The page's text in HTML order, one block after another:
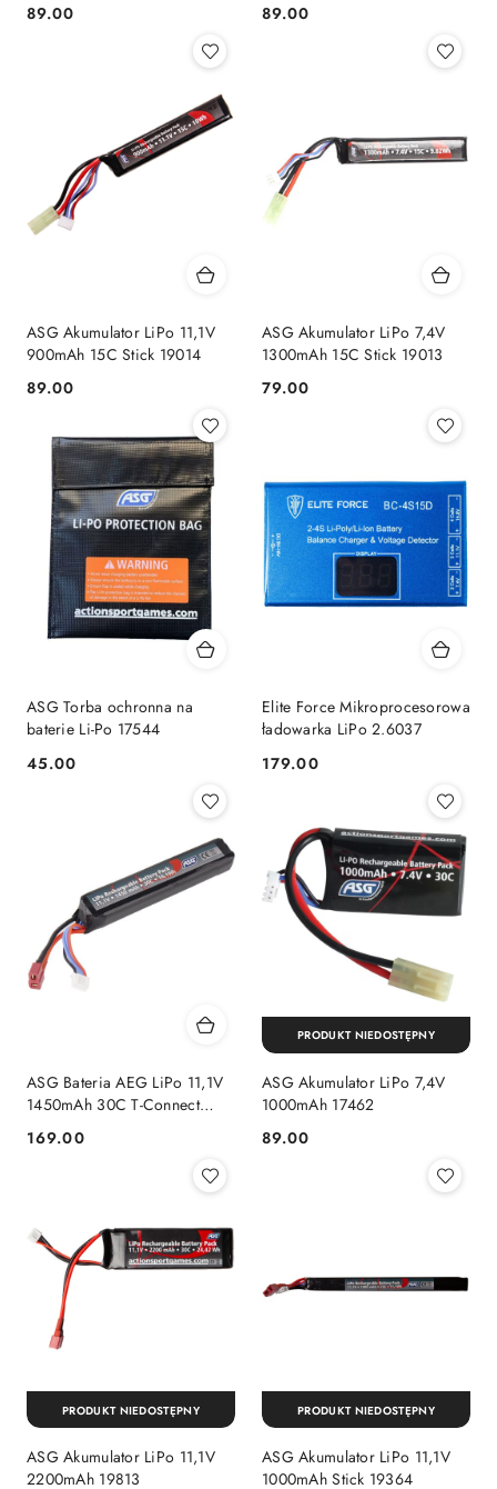
Cena:
89.00 Cena:
89.00
ASG Akumulator LiPo 11,1V
900mAh 15C Stick 19014
Cena:
89.00
ASG Akumulator LiPo 7,4V
1300mAh 15C Stick 19013
Cena:
79.00
ASG Torba ochronna na
baterie Li-Po 17544
Cena:
45.00
Elite Force Mikroprocesorowa
ładowarka LiPo 2.6037
Cena:
179.00
ASG Bateria AEG LiPo 11,1V
1450mAh 30C T-Connect
Cena:
169.00
ASG Akumulator LiPo 7,4V
1000mAh 17462
Cena:
89.00
PRODUKT NIEDOSTĘPNY
ASG Akumulator LiPo 11,1V
2200mAh 19813
PRODUKT NIEDOSTĘPNY
ASG Akumulator LiPo 11,1V
1000mAh Stick 19364
PRODUKT NIEDOSTĘPNY